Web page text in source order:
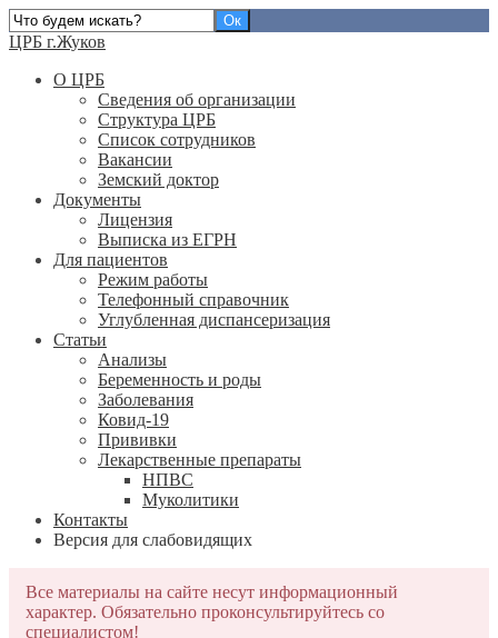
ЦРБ г.Жуков
О ЦРБ
Сведения об организации
Структура ЦРБ
Список сотрудников
Вакансии
Земский доктор
Документы
Лицензия
Выписка из ЕГРН
Для пациентов
Режим работы
Телефонный справочник
Углубленная диспансеризация
Статьи
Анализы
Беременность и роды
Заболевания
Ковид-19
Прививки
Лекарственные препараты
НПВС
Муколитики
Контакты
Версия для слабовидящих
Все материалы на сайте несут информационный
характер. Обязательно проконсультируйтесь со
специалистом!